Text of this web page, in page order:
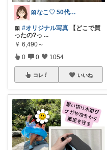
🎀なこ♡︎ 50代主婦の"買って正解"
🎀 #オリジナル写真 【どこで買
ったの?っ ...
￥ 6,490～
0 0 1054
コレ いいね